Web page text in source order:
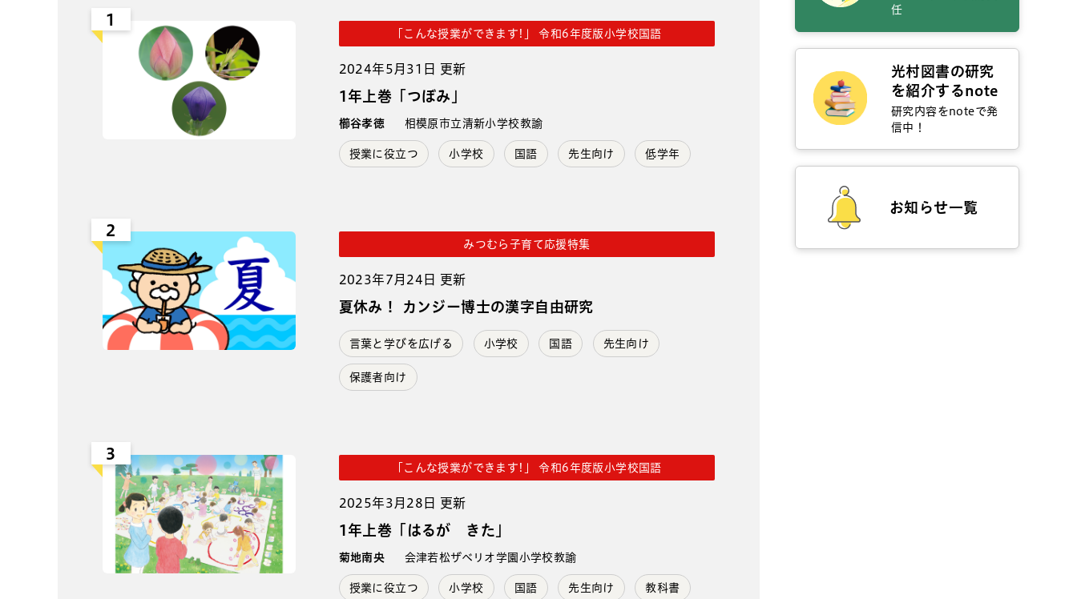
1
「こんな授業ができます!」 令和6年度版小学校国語
2024年5月31日 更新
1年上巻「つぼみ」
櫛谷孝徳 相模原市立清新小学校教諭
授業に役立つ 小学校 国語 先生向け 低学年
2
みつむら子育て応援特集
2023年7月24日 更新
夏休み！ カンジー博士の漢字自由研究
言葉と学びを広げる 小学校 国語 先生向け
保護者向け
3
「こんな授業ができます!」 令和6年度版小学校国語
2025年3月28日 更新
1年上巻「はるが きた」
菊地南央 会津若松ザベリオ学園小学校教諭
授業に役立つ 小学校 国語 先生向け 教科書
任
光村図書の研究
を紹介するnote
研究内容をnoteで発
信中！
お知らせ一覧